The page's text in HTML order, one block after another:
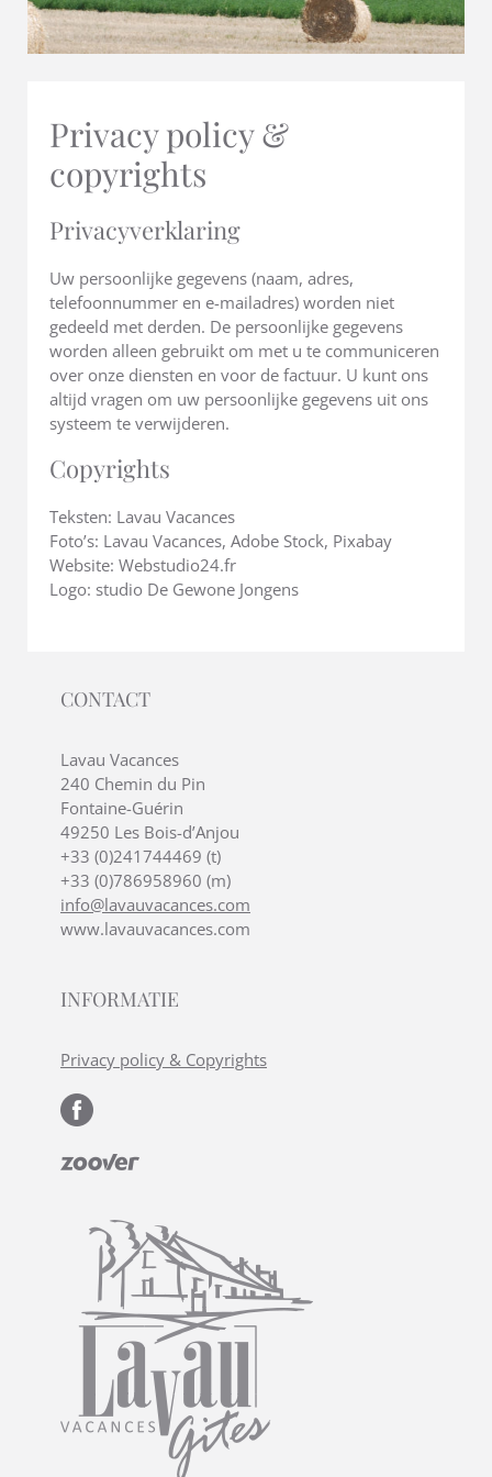
Privacy policy &
copyrights
Privacyverklaring
Uw persoonlijke gegevens (naam, adres,
telefoonnummer en e-mailadres) worden niet
gedeeld met derden. De persoonlijke gegevens
worden alleen gebruikt om met u te communiceren
over onze diensten en voor de factuur. U kunt ons
altijd vragen om uw persoonlijke gegevens uit ons
systeem te verwijderen.
Copyrights
Teksten: Lavau Vacances
Foto’s: Lavau Vacances, Adobe Stock, Pixabay
Website: Webstudio24.fr
Logo: studio De Gewone Jongens
CONTACT
Lavau Vacances
240 Chemin du Pin
Fontaine-Guérin
49250 Les Bois-d’Anjou
+33 (0)241744469 (t)
+33 (0)786958960 (m)
info@lavauvacances.com
www.lavauvacances.com
INFORMATIE
Privacy policy & Copyrights